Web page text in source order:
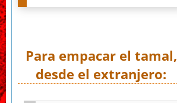
Para empacar el tamal,
desde el extranjero: